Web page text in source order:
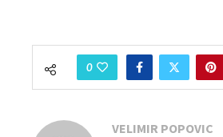
0
VELIMIR POPOVIC